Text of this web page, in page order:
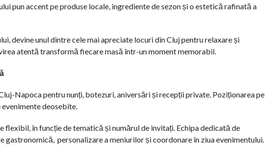
pun accent pe produse locale, ingrediente de sezon și o estetică rafinată a
devine unul dintre cele mai apreciate locuri din Cluj pentru relaxare și
atentă transformă fiecare masă într-un moment memorabil.
Napoca pentru nunți, botezuri, aniversări și recepții private. Poziționarea pe
deosebite.
flexibil, în funcție de tematică și numărul de invitați. Echipa dedicată de
gastronomică, personalizare a meniurilor și coordonare în ziua evenimentului.